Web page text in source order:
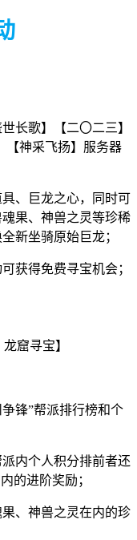
长歌】【二〇二三】
【神采飞扬】服务器
、巨龙之心，同时可
果、神兽之灵等珍稀
新坐骑原始巨龙；
获得免费寻宝机会；
窟寻宝】
锋”帮派排行榜和个
内个人积分排前者还
的进阶奖励；
、神兽之灵在内的珍